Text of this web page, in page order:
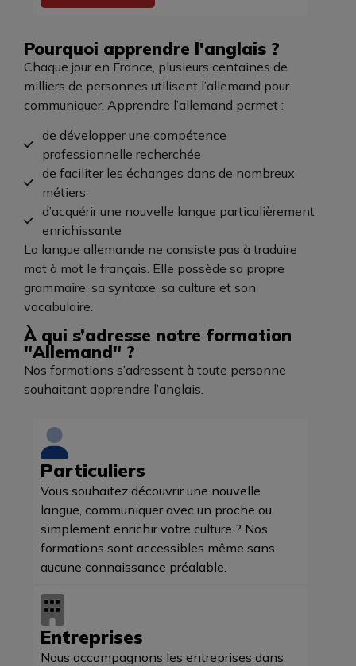
Pourquoi apprendre l'anglais ?
Chaque jour en France, plusieurs centaines de
milliers de personnes utilisent l’allemand pour
communiquer. Apprendre l’allemand permet :
de développer une compétence
professionnelle recherchée
de faciliter les échanges dans de nombreux
métiers
d’acquérir une nouvelle langue particulièrement
enrichissante
La langue allemande ne consiste pas à traduire
mot à mot le français. Elle possède sa propre
grammaire, sa syntaxe, sa culture et son
vocabulaire.
À qui s’adresse notre formation
"Allemand" ?
Nos formations s’adressent à toute personne
souhaitant apprendre l’anglais.
Particuliers
Vous souhaitez découvrir une nouvelle
langue, communiquer avec un proche ou
simplement enrichir votre culture ? Nos
formations sont accessibles même sans
aucune connaissance préalable.
Entreprises
Nous accompagnons les entreprises dans